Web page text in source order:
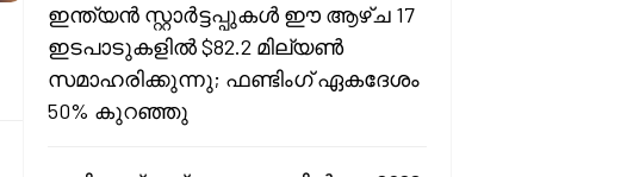
ഇന്ത്യൻ സ്റ്റാർട്ടപ്പുകൾ ഈ ആഴ്ച 17
ഇടപാടുകളിൽ $82.2 മില്യൺ
സമാഹരിക്കുന്നു; ഫണ്ടിംഗ് ഏകദേശം
50% കുറഞ്ഞു